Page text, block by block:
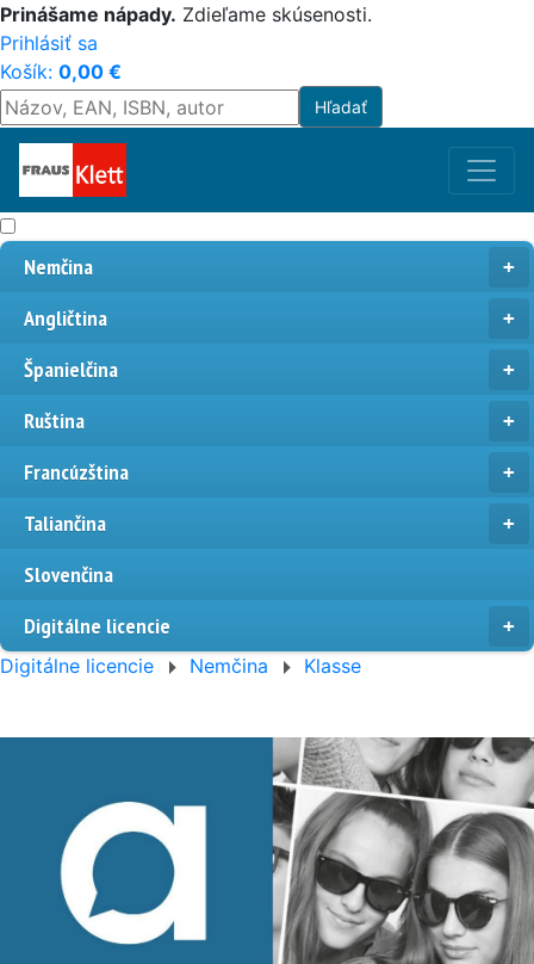
Prinášame nápady. Zdieľame skúsenosti.
Prihlásiť sa
Košík: 0,00 €
Nemčina
Angličtina
Španielčina
Ruština
Francúzština
Taliančina
Slovenčina
Digitálne licencie
Digitálne licencie Nemčina Klasse